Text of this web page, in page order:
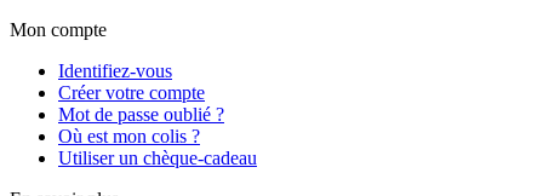
Mon compte
Identifiez-vous
Créer votre compte
Mot de passe oublié ?
Où est mon colis ?
Utiliser un chèque-cadeau